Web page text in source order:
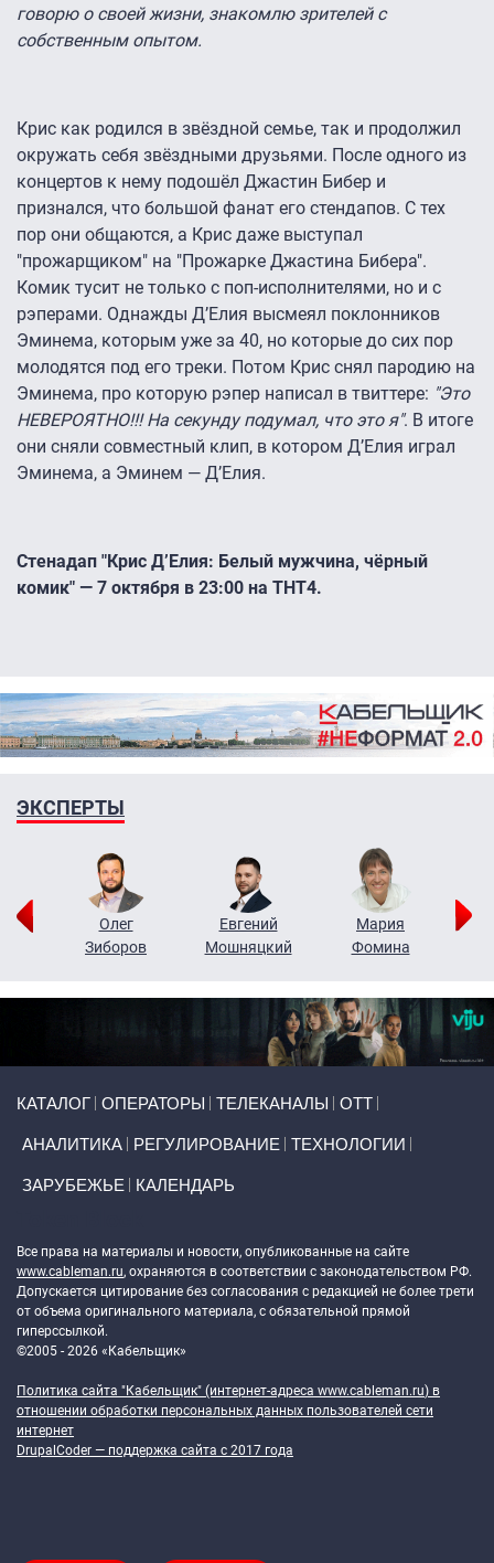
говорю о своей жизни, знакомлю зрителей с
собственным опытом.
Крис как родился в звёздной семье, так и продолжил
окружать себя звёздными друзьями. После одного из
концертов к нему подошёл Джастин Бибер и
признался, что большой фанат его стендапов. С тех
пор они общаются, а Крис даже выступал
"прожарщиком" на "Прожарке Джастина Бибера".
Комик тусит не только с поп-исполнителями, но и с
рэперами. Однажды Д’Елия высмеял поклонников
Эминема, которым уже за 40, но которые до сих пор
молодятся под его треки. Потом Крис снял пародию на
Эминема, про которую рэпер написал в твиттере: "Это
НЕВЕРОЯТНО!!! На секунду подумал, что это я". В итоге
они сняли совместный клип, в котором Д’Елия играл
Эминема, а Эминем — Д’Елия.
Стенадап "Крис Д’Елия: Белый мужчина, чёрный
комик" — 7 октября в 23:00 на ТНТ4.
ЭКСПЕРТЫ
Олег
Зиборов
Евгений
Мошняцкий
Мария
Фомина
КАТАЛОГ ОПЕРАТОРЫ ТЕЛЕКАНАЛЫ ОТТ
АНАЛИТИКА РЕГУЛИРОВАНИЕ ТЕХНОЛОГИИ
ЗАРУБЕЖЬЕ КАЛЕНДАРЬ
Все права на материалы и новости, опубликованные на сайте
www.cableman.ru, охраняются в соответствии с законодательством РФ.
Допускается цитирование без согласования с редакцией не более трети
от объема оригинального материала, с обязательной прямой
гиперссылкой.
©2005 - 2026 «Кабельщик»
Политика сайта "Кабельщик" (интернет-адреса www.cableman.ru) в
отношении обработки персональных данных пользователей сети
интернет
DrupalCoder — поддержка сайта c 2017 года